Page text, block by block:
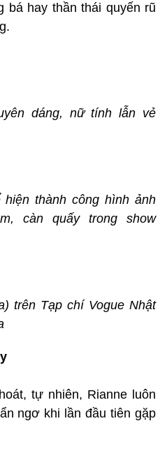
bá hay thần thái quyến rũ
dáng, nữ tính lẫn vẻ
thành công hình ảnh
càn quấy trong show
trên Tạp chí Vogue Nhật
tự nhiên, Rianne luôn
ngơ khi lần đầu tiên gặp